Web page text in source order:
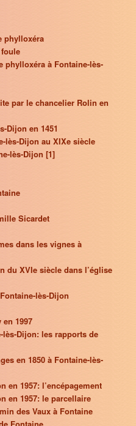
phylloxéra
phylloxéra à Fontaine-lès-
par le chancelier Rolin en
Dijon en 1451
lès-Dijon au XIXe siècle
lès-Dijon [1]
Sicardet
dans les vignes à
du XVIe siècle dans l’église
lès-Dijon
1997
Dijon: les rapports de
en 1850 à Fontaine-lès-
en 1957: l’encépagement
en 1957: le parcellaire
des Vaux à Fontaine